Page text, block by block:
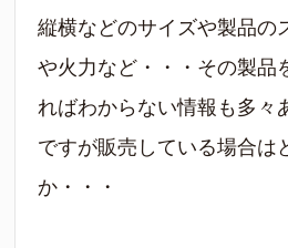
縦横などのサイズや製品の
や火力など・・・その製品
ればわからない情報も多々
ですが販売している場合は
か・・・